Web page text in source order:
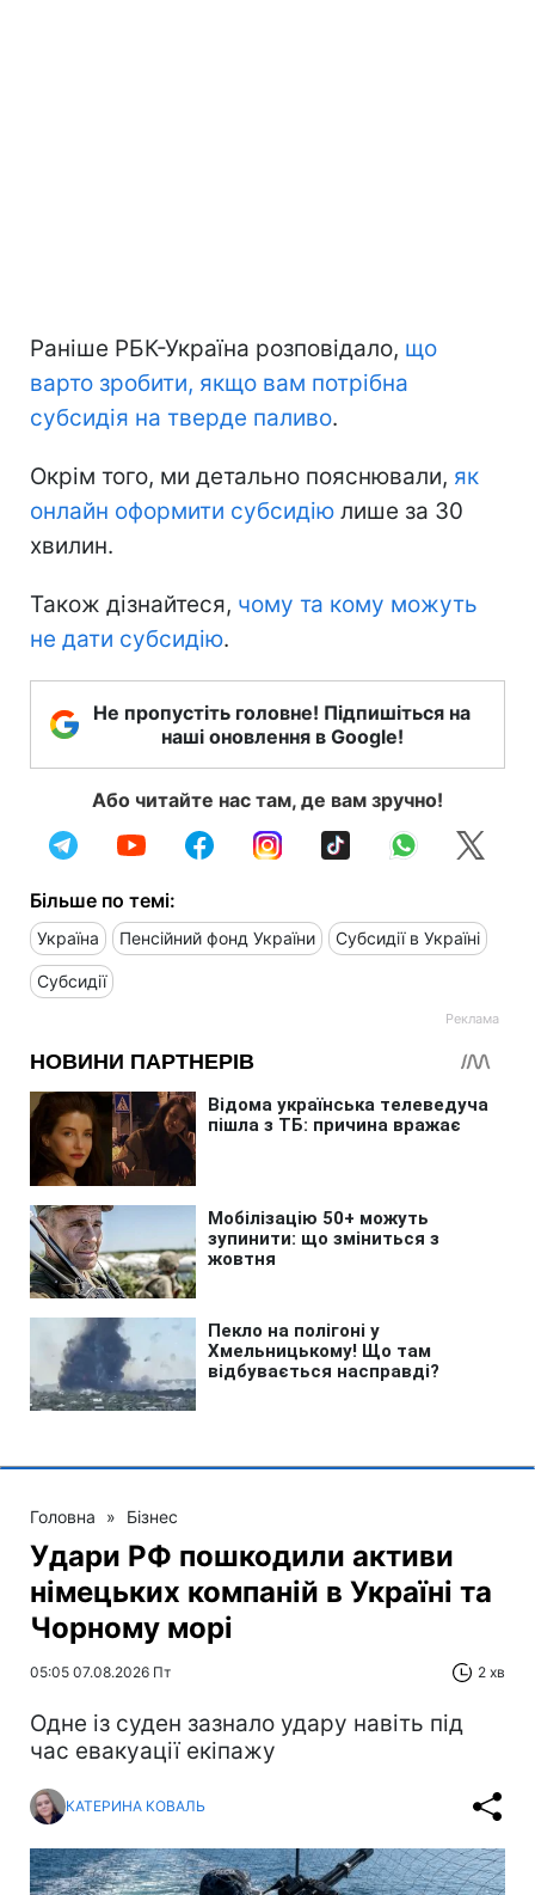
Раніше РБК-Україна розповідало, що
варто зробити, якщо вам потрібна
субсидія на тверде паливо.
Окрім того, ми детально пояснювали, як
онлайн оформити субсидію лише за 30
хвилин.
Також дізнайтеся, чому та кому можуть
не дати субсидію.
Не пропустіть головне! Підпишіться на
наші оновлення в Google!
Або читайте нас там, де вам зручно!
Більше по темі:
Україна Пенсійний фонд України Субсидії в Україні
Субсидії
Головна » Бізнес
Удари РФ пошкодили активи
німецьких компаній в Україні та
Чорному морі
05:05 07.08.2026 Пт 2 хв
Одне із суден зазнало удару навіть під
час евакуації екіпажу
КАТЕРИНА КОВАЛЬ